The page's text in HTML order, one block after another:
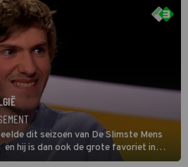
dit seizoen van De Slimste Mens
hij is dan ook de grote favoriet in
Nederlandse inbreng, want komiek